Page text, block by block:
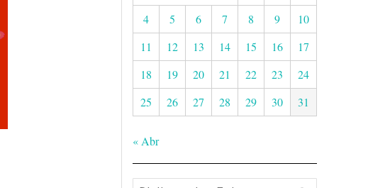
4
5 6 7 8 9
10
11
12 13 14 15 16
17
18
19 20 21 22 23
24
25
26 27 28 29 30 31
« Abr